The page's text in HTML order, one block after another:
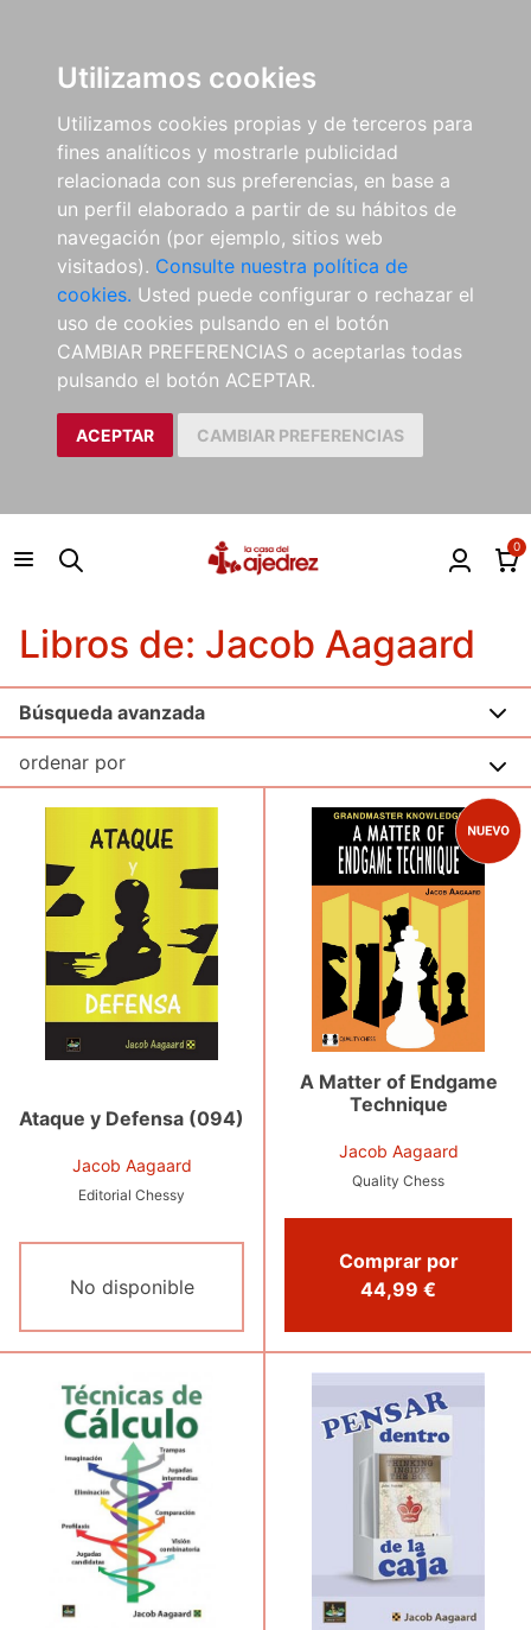
Utilizamos cookies
Utilizamos cookies propias y de terceros para
fines analíticos y mostrarle publicidad
relacionada con sus preferencias, en base a
un perfil elaborado a partir de su hábitos de
navegación (por ejemplo, sitios web
visitados). Consulte nuestra política de
cookies. Usted puede configurar o rechazar el
uso de cookies pulsando en el botón
CAMBIAR PREFERENCIAS o aceptarlas todas
pulsando el botón ACEPTAR.
ACEPTAR CAMBIAR PREFERENCIAS
0
Libros de: Jacob Aagaard
Búsqueda avanzada
Ataque y Defensa (094)
Jacob Aagaard
Editorial Chessy
No disponible
A Matter of Endgame
Technique
Jacob Aagaard
Quality Chess
Comprar por
44,99 €